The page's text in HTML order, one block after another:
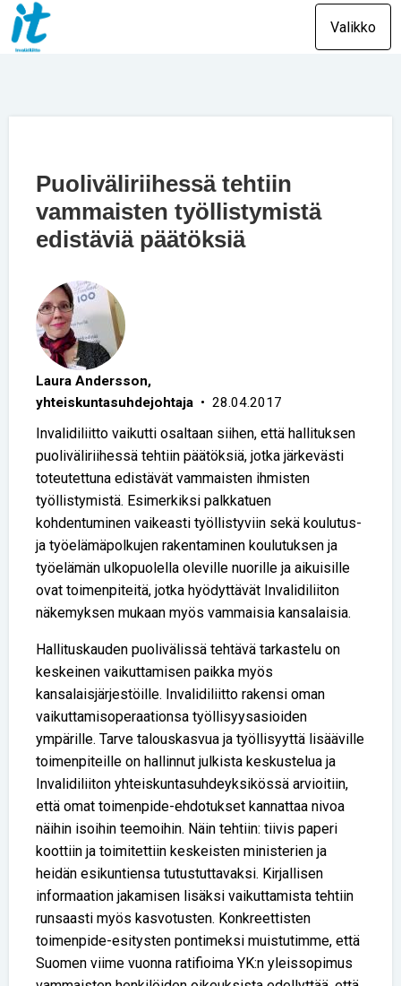
Valikko
Puoliväliriihessä tehtiin
vammaisten työllistymistä
edistäviä päätöksiä
Laura Andersson,
yhteiskuntasuhdejohtaja • 28.04.2017
Invalidiliitto vaikutti osaltaan siihen, että hallituksen
puoliväliriihessä tehtiin päätöksiä, jotka järkevästi
toteutettuna edistävät vammaisten ihmisten
työllistymistä. Esimerkiksi palkkatuen
kohdentuminen vaikeasti työllistyviin sekä koulutus-
ja työelämäpolkujen rakentaminen koulutuksen ja
työelämän ulkopuolella oleville nuorille ja aikuisille
ovat toimenpiteitä, jotka hyödyttävät Invalidiliiton
näkemyksen mukaan myös vammaisia kansalaisia.
Hallituskauden puolivälissä tehtävä tarkastelu on
keskeinen vaikuttamisen paikka myös
kansalaisjärjestöille. Invalidiliitto rakensi oman
vaikuttamisoperaationsa työllisyysasioiden
ympärille. Tarve talouskasvua ja työllisyyttä lisääville
toimenpiteille on hallinnut julkista keskustelua ja
Invalidiliiton yhteiskuntasuhdeyksikössä arvioitiin,
että omat toimenpide-ehdotukset kannattaa nivoa
näihin isoihin teemoihin. Näin tehtiin: tiivis paperi
koottiin ja toimitettiin keskeisten ministerien ja
heidän esikuntiensa tutustuttavaksi. Kirjallisen
informaation jakamisen lisäksi vaikuttamista tehtiin
runsaasti myös kasvotusten. Konkreettisten
toimenpide-esitysten pontimeksi muistutimme, että
Suomen viime vuonna ratifioima YK:n yleissopimus